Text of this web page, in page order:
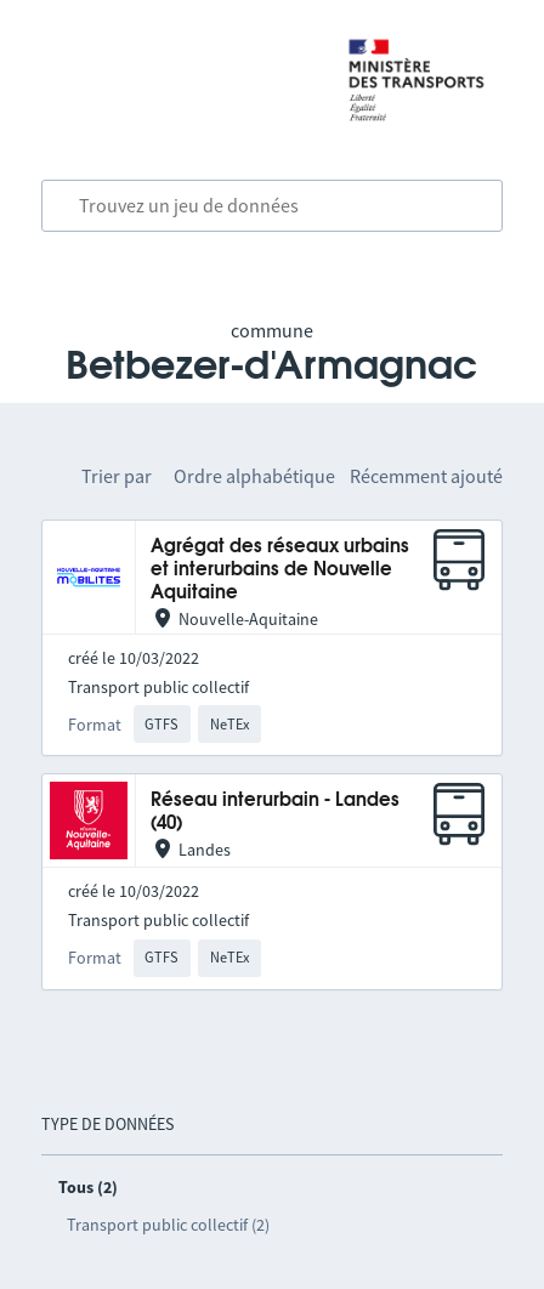
commune
Betbezer-d'Armagnac
TYPE DE DONNÉES
Tous (2)
Transport public collectif (2)
Trier par Ordre alphabétique Récemment ajouté
Agrégat des réseaux urbains
et interurbains de Nouvelle
Aquitaine
Nouvelle-Aquitaine
créé le 10/03/2022
Format GTFS NeTEx
Transport public collectif
Réseau interurbain - Landes
(40)
Landes
créé le 10/03/2022
Format GTFS NeTEx
Transport public collectif